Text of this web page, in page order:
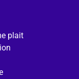
plait